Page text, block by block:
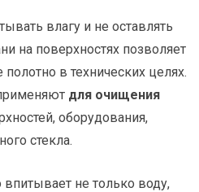
влагу и не оставлять
на поверхностях позволяет
в технических целях.
для очищения
оборудования,
стекла.
не только воду,